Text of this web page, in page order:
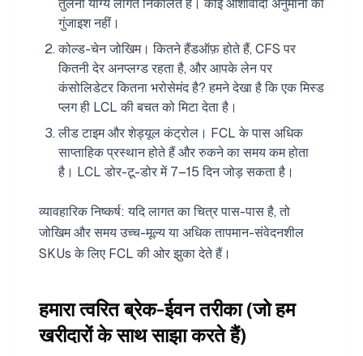
तुलना योग्य लागत निकालते हैं। कोई आशावादी अनुमानों की
गुंजाइश नहीं।
कोल्ड-चेन जोखिम। कितने हैंडऑफ़ होते हैं, CFS पर
कितनी देर अनप्लग्ड रहता है, और आपके लेन पर
कंसोलिडेटर कितना भरोसेमंद है? हमने देखा है कि एक मिस्ड
प्लग ही LCL की बचत को मिटा देता है।
लीड टाइम और शेड्यूल कंट्रोल। FCL के पास अधिक
साप्ताहिक प्रस्थान होते हैं और रुकने का समय कम होता
है। LCL डोर-टू-डोर में 7–15 दिन जोड़ सकता है।
व्यावहारिक निष्कर्ष: यदि लागत का चित्र पास-पास है, तो
जोखिम और समय उच्च-मूल्य या अधिक तापमान-संवेदनशील
SKUs के लिए FCL की ओर झुका देते हैं।
हमारा त्वरित ब्रेक-ईवन तरीका (जो हम
खरीदारों के साथ साझा करते हैं)